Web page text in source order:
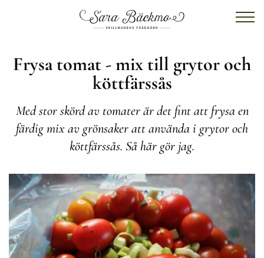
Frysa tomat - mix till grytor och
köttfärssås
Med stor skörd av tomater är det fint att frysa en
färdig mix av grönsaker att använda i grytor och
köttfärssås. Så här gör jag.